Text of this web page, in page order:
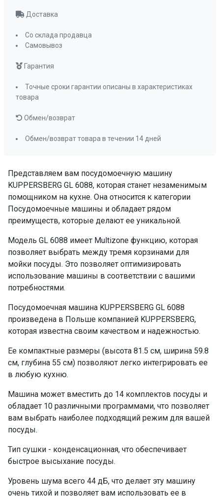
Класс энергопотребления
Потребление электроэнергии, кВт/ч
1,05
Класс мойки
Инверторный мотор
INVERTER
Луч на полу
Защита от протечек
цифровой
Универсальная
ПРОМО Скидка
0%
Представляем вам посудомоечную машину
KUPPERSBERG GL 6088, которая станет незаменимым
помощником на кухне. Она относится к категории
Посудомоечные машины и обладает рядом
преимуществ, которые делают ее уникальной.
Модель GL 6088 имеет Multizone функцию, которая
позволяет выбрать между тремя корзинами для
мойки посуды. Это позволяет оптимизировать
использование машины в соответствии с вашими
потребностями.
Посудомоечная машина KUPPERSBERG GL 6088
произведена в Польше компанией KUPPERSBERG,
которая известна своим качеством и надежностью.
Ее компактные размеры (высота 81.5 см, ширина 59.8
см, глубина 55 см) позволяют легко интегрировать ее
в любую кухню.
Машина может вместить до 14 комплектов посуды и
обладает 10 различными программами, что позволяет
вам выбрать наиболее подходящий режим для вашей
посуды.
Тип сушки - конденсационная, что обеспечивает
быстрое высыхание посуды.
Уровень шума всего 44 дБ, что делает эту машину
очень тихой и позволяет вам использовать ее в
Доставка
Со склада продавца
Самовывоз
Гарантия
Точные сроки гарантии описаны в характеристиках
товара
Обмен/возврат
Обмен/возврат товара в течении 14 дней